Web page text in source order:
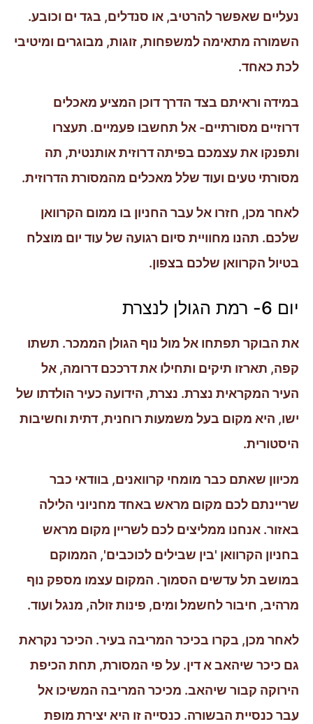
נעליים שאפשר להרטיב, או סנדלים, בגד ים וכובע.
השמורה מתאימה למשפחות, זוגות, מבוגרים ומיטיבי
לכת כאחד.
במידה וראיתם בצד הדרך דוכן המציע מאכלים
דרוזיים מסורתיים- אל תחשבו פעמיים. תעצרו
ותפנקו את עצמכם בפיתה דרוזית אותנטית, תה
מסורתי טעים ועוד שלל מאכלים מהמסורת הדרוזית.
לאחר מכן, חזרו אל עבר החניון בו ממום הקרוואן
שלכם. תהנו מחוויית סיום רגועה של עוד יום מוצלח
בטיול הקרוואן שלכם בצפון.
יום 6- רמת הגולן לנצרת
את הבוקר תפתחו אל מול נוף הגולן הממכר. תשתו
קפה, תארזו תיקים ותחילו את דרככם דרומה, אל
העיר המקראית נצרת. נצרת, הידועה כעיר הולדתו של
ישו, היא מקום בעל משמעות רוחנית, דתית וחשיבות
היסטורית.
מכיוון שאתם כבר מומחי קרוואנים, בוודאי כבר
שריינתם לכם מקום מראש באחד מחניוני הלילה
באזור. אנחנו ממליצים לכם לשריין מקום מראש
בחניון הקרוואן 'בין שבילים לכוכבים', הממוקם
במושב תל עדשים הסמוך. המקום עצמו מספק נוף
מרהיב, חיבור לחשמל ומים, פינות זולה, מנגל ועוד.
לאחר מכן, בקרו בכיכר המריבה בעיר. הכיכר נקראת
גם כיכר שיהאב א דין. על פי המסורת, תחת הכיפת
הירוקה קבור שיהאב. מכיכר המריבה המשיכו אל
עבר כנסיית הבשורה. כנסייה זו היא יצירת מופת